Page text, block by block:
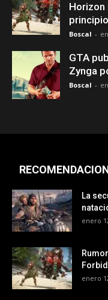
Horizon
Boscal -
GTA
Zynga
Boscal -
La
enero
enero